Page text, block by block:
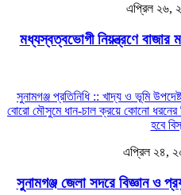
এপ্রিল ২৬,
মধ্যস্বত্বভোগী নিয়ন্ত্রণে বাজার
সুনামগঞ্জ প্রতিনিধি :: খাদ্য ও ভূমি
বোরো মৌসুমে ধান-চাল ক্রয়ে কোনো ধরনের
হবে
এপ্রিল ২৪,
সুনামগঞ্জ জেলা সদরে বিজ্ঞান ও